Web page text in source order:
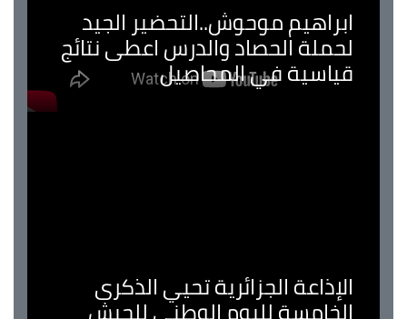
ابراهيم موحوش..التحضير الجيد
لحملة الحصاد والدرس اعطى نتائج
قياسية في المحاصيل
الإذاعة الجزائرية تحيي الذكرى